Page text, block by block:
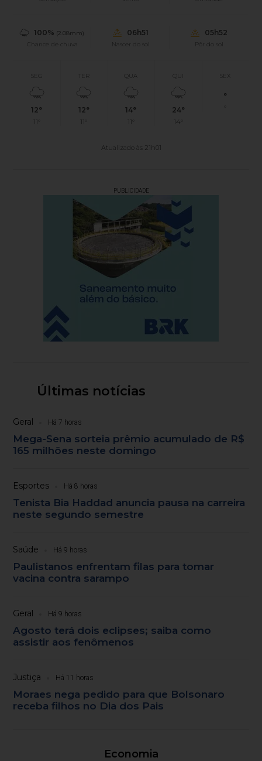
100% (2.08mm)
Chance de chuva
06h51
Nascer do sol
05h52
Pôr do sol
SEG
12°
11°
TER
12°
11°
QUA
14°
11°
24°
14°
SEX
°
Atualizado às 21h01
PUBLICIDADE
Últimas notícias
Geral Há 7 horas
Mega-Sena sorteia prêmio acumulado de R$
165 milhões neste domingo
Esportes Há 8 horas
Tenista Bia Haddad anuncia pausa na carreira
neste segundo semestre
Saúde Há 9 horas
Paulistanos enfrentam filas para tomar
vacina contra sarampo
Geral Há 9 horas
Agosto terá dois eclipses; saiba como
assistir aos fenômenos
Justiça Há 11 horas
Moraes nega pedido para que Bolsonaro
receba filhos no Dia dos Pais
Economia